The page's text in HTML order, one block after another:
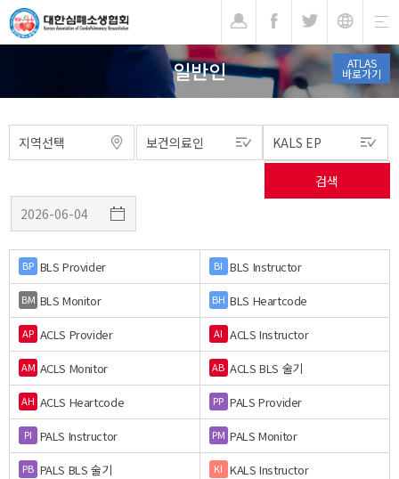
ATLAS
바로가기
일반인
BP BLS Provider BI BLS Instructor
BM BLS Monitor BH BLS Heartcode
AP ACLS Provider AI ACLS Instructor
AM ACLS Monitor AB ACLS BLS 술기
AH ACLS Heartcode PP PALS Provider
PI PALS Instructor PM PALS Monitor
PB PALS BLS 술기 KI KALS Instructor